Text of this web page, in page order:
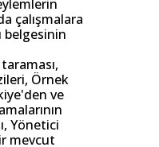
çalışmalara
belgesinin
Örnek
ve
Yönetici
mevcut